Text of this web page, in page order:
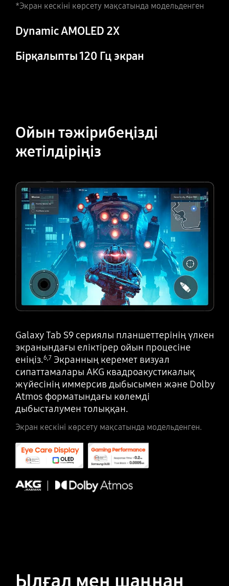
*Экран кескіні көрсету мақсатында модельденген
Dynamic AMOLED 2X
Бірқалыпты 120 Гц экран
Ойынтәжірибеңізді
жетілдіріңіз
Galaxy Tab S9 сериялы планшеттерінің үлкен
экранындағы еліктірер ойын процесіне
еніңіз.6,7Экранның керемет визуал
сипаттамалары AKG квадроакустикалық
жүйесінің иммерсив дыбысымен және Dolby
Atmos форматындағы көлемді
дыбысталумен толыққан.
Экран кескіні көрсету мақсатында модельденген.
Ылғал мен шаңнан